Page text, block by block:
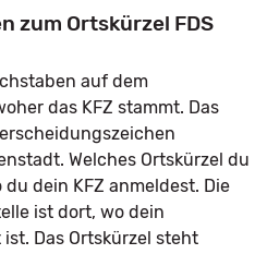
zum Ortskürzel FDS
auf dem
das KFZ stammt. Das
Welches Ortskürzel du
dein KFZ anmeldest. Die
ist dort, wo dein
Das Ortskürzel steht